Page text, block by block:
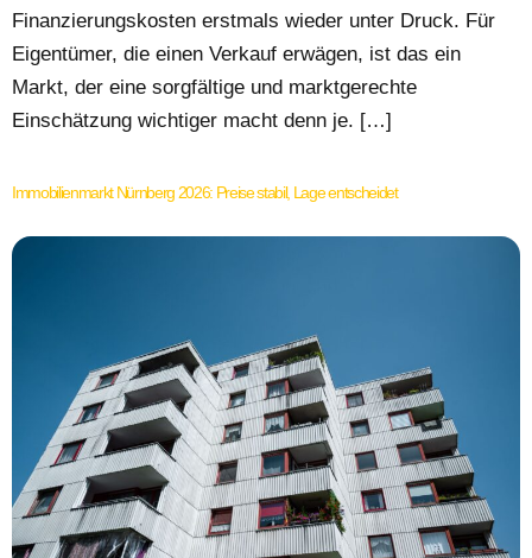
Finanzierungskosten erstmals wieder unter Druck. Für
Eigentümer, die einen Verkauf erwägen, ist das ein
Markt, der eine sorgfältige und marktgerechte
Einschätzung wichtiger macht denn je. […]
Immobilienmarkt Nürnberg 2026: Preise stabil, Lage entscheidet